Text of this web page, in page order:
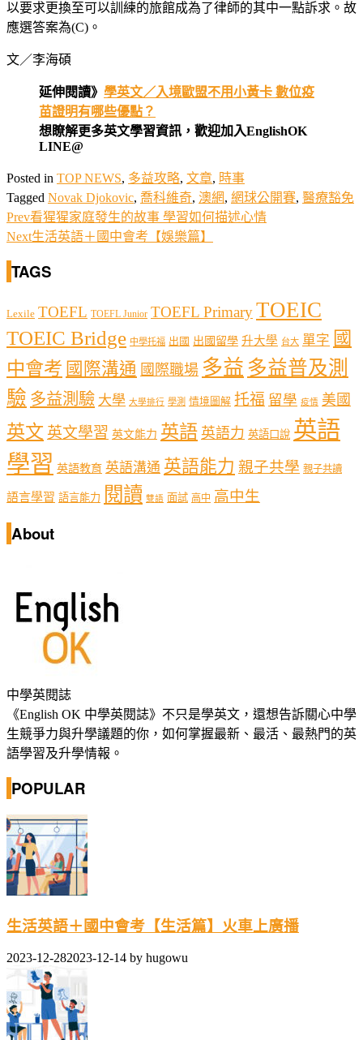
以要求更換至可以訓練的旅館成為了律師的其中一點訴求。故
應選答案為(C)。
文／李海碩
延伸閱讀》 學英文／入境歐盟不用小黃卡 數位疫
苗證明有哪些優點？
想瞭解更多英文學習資訊，歡迎加入EnglishOK
LINE@
Posted in TOP NEWS, 多益攻略, 文章, 時事
Tagged Novak Djokovic, 喬科維奇, 澳網, 網球公開賽, 醫療豁免
Prev看猩猩家庭發生的故事 學習如何描述心情
Next生活英語＋國中會考【娛樂篇】
TAGS
Lexile TOEFL TOEFL Junior TOEFL PrimaryTOEIC
TOEIC Bridge 中學托福 出國 出國留學 升大學 台大 單字 國
中會考 國際溝通 國際職場 多益 多益普及測
驗 多益測驗 大學 大學排行 學測 情境圖解 托福 留學 疫情 美國
英文 英文學習 英文能力 英語 英語力 英語口說 英語
學習 英語教育 英語溝通 英語能力 親子共學 親子共讀
語言學習 語言能力 閱讀 雙語 面試 高中 高中生
About
中學英閱誌
《English OK 中學英閱誌》不只是學英文，還想告訴關心中學
生競爭力與升學議題的你，如何掌握最新、最活、最熱門的英
語學習及升學情報。
POPULAR
生活英語＋國中會考【生活篇】火車上廣播
2023-12-282023-12-14 by hugowu